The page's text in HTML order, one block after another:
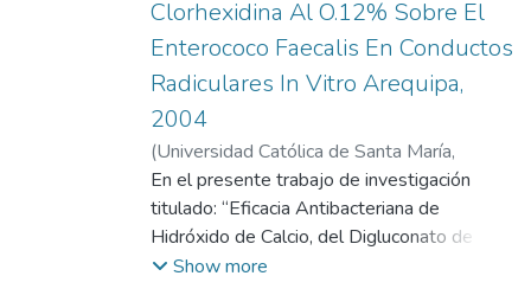
Rendimiento y la Eficiencia Masticatoria
Métodos para Evaluar Eficiencia
Masticatoria Diferencias entre la
Masticación en Sujetos con Dentición
Natural Completa y Edentulos
Clorhexidina Al O.12% Sobre El
Enterococo Faecalis En Conductos
Radiculares In Vitro Arequipa,
2004
(Universidad Católica de Santa María,
2004-01-15) Zúñiga Salas, Carla Verónica
En el presente trabajo de investigación
titulado: “Eficacia Antibacteriana de
Hidróxido de Calcio, del Digluconato de
Clorhexidina al 0.12% y del Hidróxido de
Show more